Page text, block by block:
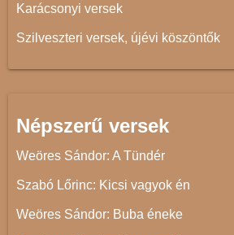
Karácsonyi versek
Szilveszteri versek, újévi köszöntők
Népszerű versek
Weöres Sándor: A Tündér
Szabó Lőrinc: Kicsi vagyok én
Weöres Sándor: Buba éneke